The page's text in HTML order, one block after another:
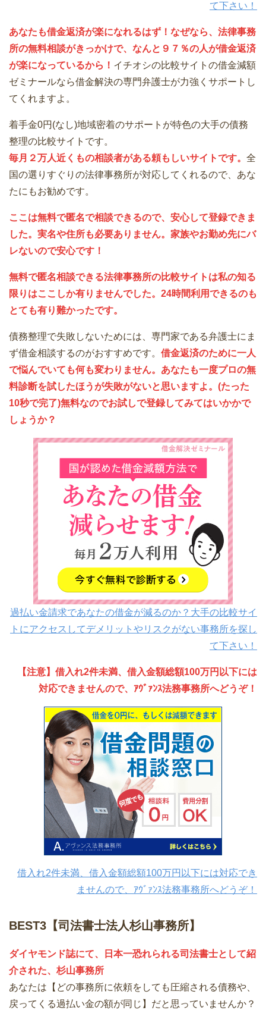
て下さい！
あなたも借金返済が楽になれるはず！なぜなら、法律事務
所の無料相談がきっかけで、なんと９７％の人が借金返済
が楽になっているから！ イチオシの比較サイトの借金減額
ゼミナールなら借金解決の専門弁護士が力強くサポートし
てくれますよ。
着手金0円(なし)地域密着のサポートが特色の大手の債務
整理の比較サイトです。
毎月２万人近くもの相談者がある頼もしいサイトです。 全
国の選りすぐりの法律事務所が対応してくれるので、あな
たにもお勧めです。
ここは無料で匿名で相談できるので、安心して登録できま
した。実名や住所も必要ありません。家族やお勤め先にバ
レないので安心です！
無料で匿名相談できる法律事務所の比較サイトは私の知る
限りはここしか有りませんでした。24時間利用できるのも
とても有り難かったです。
債務整理で失敗しないためには、専門家である弁護士にま
ず借金相談するのがおすすめです。 借金返済のために一人
で悩んでいても何も変わりません。あなたも一度プロの無
料診断を試したほうが失敗がないと思いますよ。(たった
10秒で完了)無料なのでお試しで登録してみてはいかかで
しょうか？
過払い金請求であなたの借金が減るのか？大手の比較サイ
トにアクセスしてデメリットやリスクがない事務所を探し
て下さい！
【注意】借入れ2件未満、借入金額総額100万円以下には
対応できませんので、ｱｳﾞｧﾝｽ法務事務所へどうぞ！
借入れ2件未満、借入金額総額100万円以下には対応でき
ませんので、ｱｳﾞｧﾝｽ法務事務所へどうぞ！
BEST3【司法書士法人杉山事務所】
ダイヤモンド誌にて、日本一恐れられる司法書士として紹
介された、杉山事務所
あなたは【どの事務所に依頼をしても圧縮される債務や、
戻ってくる過払い金の額が同じ】だと思っていませんか？